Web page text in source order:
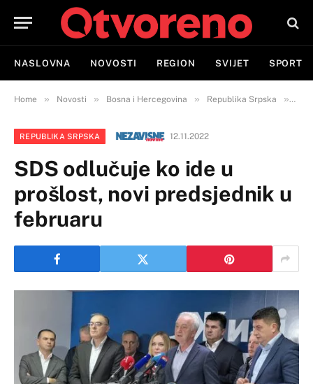
NASLOVNA NOVOSTI REGION SVIJET SPORT
Home » Novosti » Bosna i Hercegovina » Republika Srpska »
REPUBLIKA SRPSKA 12.11.2022
SDS odlučuje ko ide u
prošlost, novi predsjednik u
februaru